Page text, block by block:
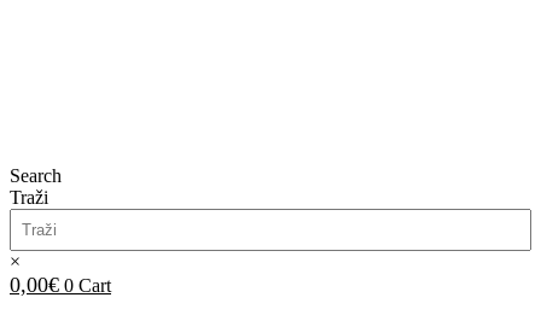
Search
Traži
×
0,00€ 0 Cart